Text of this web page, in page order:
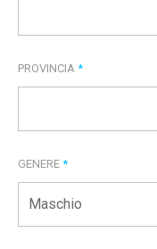
PROVINCIA *
GENERE *